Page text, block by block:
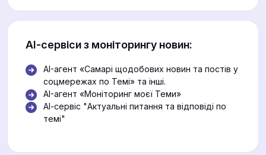
АІ-сервіси з моніторингу новин:
AI-агент «Самарі щодобових новин та постів у
соцмережах по Темі» та інші.
AI-агент «Моніторинг моєї Теми»
АІ-сервіс "Актуальні питання та відповіді по
темі"